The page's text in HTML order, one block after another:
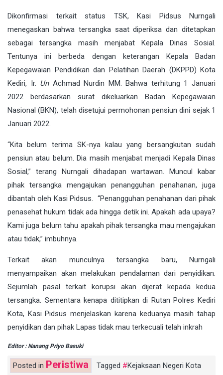
Dikonfirmasi terkait status TSK, Kasi Pidsus Nurngali
menegaskan bahwa tersangka saat diperiksa dan ditetapkan
sebagai tersangka masih menjabat Kepala Dinas Sosial.
Tentunya ini berbeda dengan keterangan Kepala Badan
Kepegawaian Pendidikan dan Pelatihan Daerah (DKPPD) Kota
Kediri, Ir. UnAchmad Nurdin MM. Bahwa terhitung 1 Januari
2022 berdasarkan surat dikeluarkan Badan Kepegawaian
Nasional (BKN), telah disetujui permohonan pensiun dini sejak 1
Januari 2022.
“Kita belum terima SK-nya kalau yang bersangkutan sudah
pensiun atau belum. Dia masih menjabat menjadi Kepala Dinas
Sosial,” terang Nurngali dihadapan wartawan. Muncul kabar
pihak tersangka mengajukan penangguhan penahanan, juga
dibantah oleh Kasi Pidsus. “Penangguhan penahanan dari pihak
penasehat hukum tidak ada hingga detik ini. Apakah ada upaya?
Kami juga belum tahu apakah pihak tersangka mau mengajukan
atau tidak,” imbuhnya.
Terkait akan munculnya tersangka baru, Nurngali
menyampaikan akan melakukan pendalaman dari penyidikan.
Sejumlah pasal terkait korupsi akan dijerat kepada kedua
tersangka. Sementara kenapa dititipkan di Rutan Polres Kediri
Kota, Kasi Pidsus menjelaskan karena keduanya masih tahap
penyidikan dan pihak Lapas tidak mau terkecuali telah inkrah
Editor : Nanang Priyo Basuki
Posted in Peristiwa Tagged
Kejaksaan Negeri Kota